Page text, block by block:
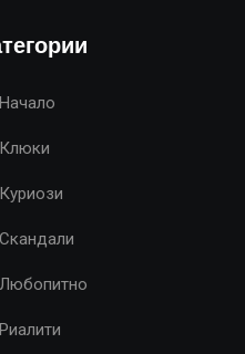
Начало
Клюки
Куриози
Скандали
Любопитно
Риалити